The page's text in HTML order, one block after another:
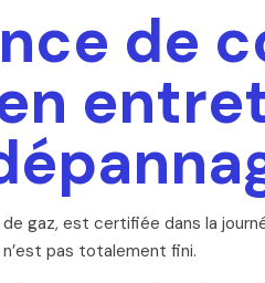
de
gaz, est certifiée dans la
pas totalement fini.